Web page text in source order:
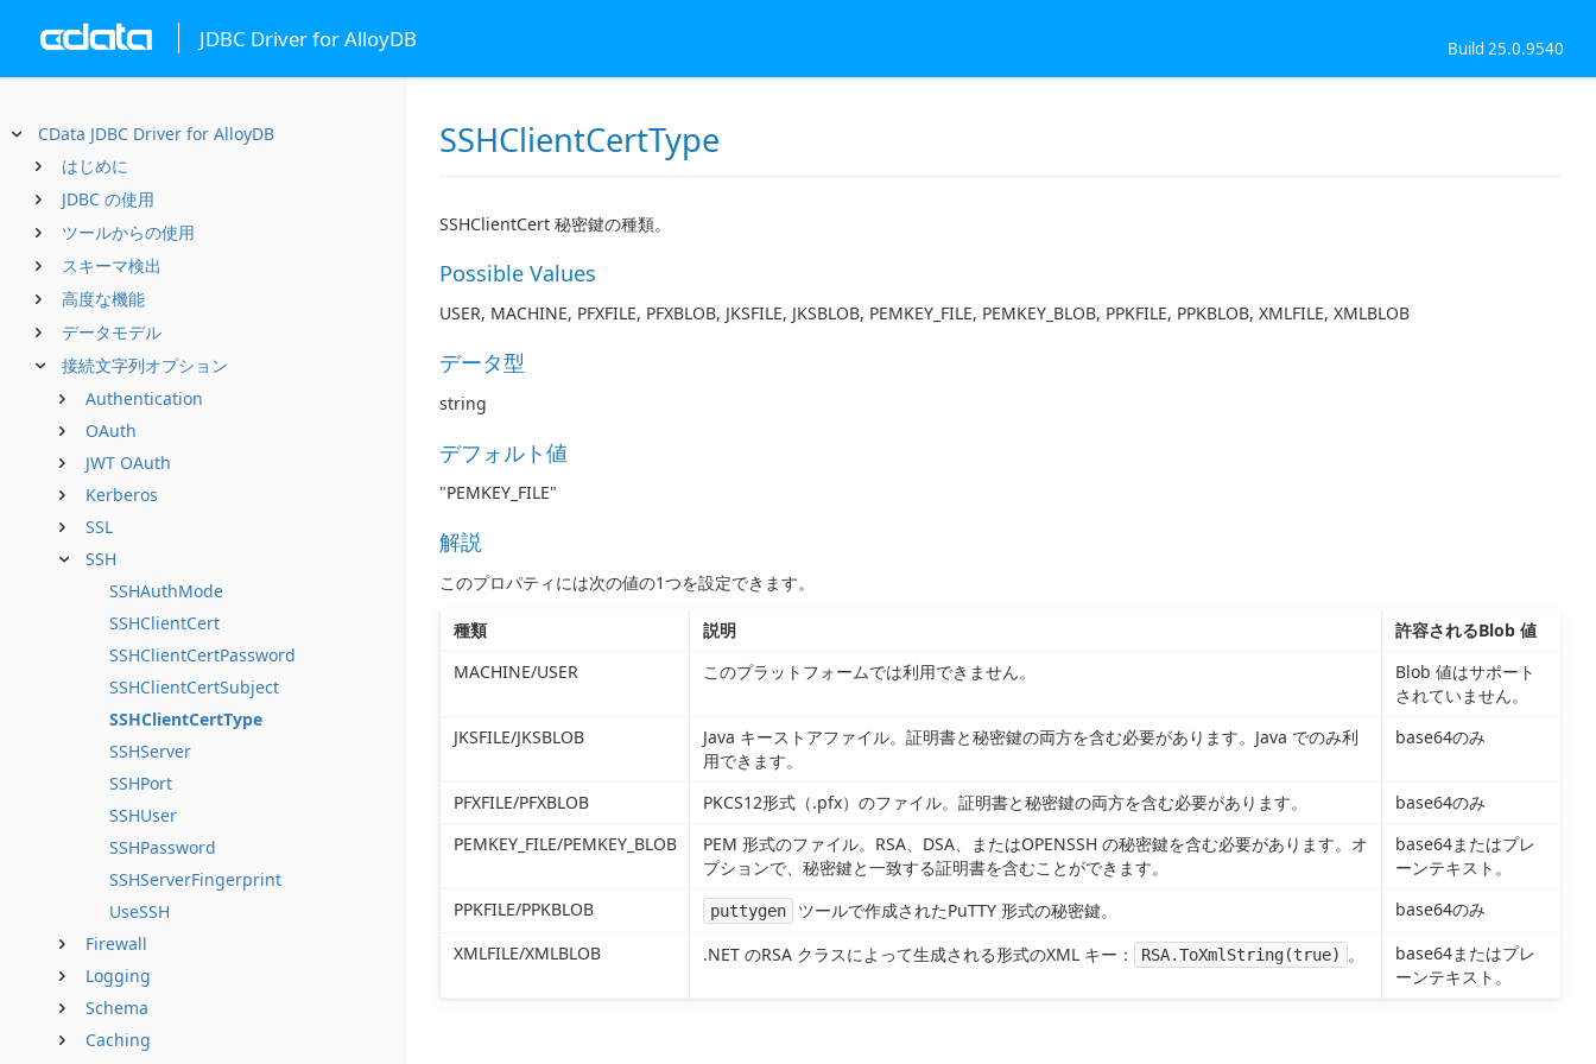
JDBC Driver for AlloyDB Build 25.0.9540
CData JDBC Driver for AlloyDB
はじめに
JDBC の使用
ツールからの使用
スキーマ検出
高度な機能
データモデル
接続文字列オプション
Authentication
OAuth
JWT OAuth
Kerberos
SSL
SSH
SSHAuthMode
SSHClientCert
SSHClientCertPassword
SSHClientCertSubject
SSHClientCertType
SSHServer
SSHPort
SSHUser
SSHPassword
SSHServerFingerprint
UseSSH
Firewall
Logging
Schema
Caching
SSHClientCertType
SSHClientCert 秘密鍵の種類。
Possible Values
USER, MACHINE, PFXFILE, PFXBLOB, JKSFILE, JKSBLOB, PEMKEY_FILE, PEMKEY_BLOB, PPKFILE, PPKBLOB, XMLFILE, XMLBLOB
データ型
string
デフォルト値
"PEMKEY_FILE"
解説
このプロパティには次の値の1つを設定できます。
種類 説明
許容されるBlob 値
MACHINE/USER
このプラットフォームでは利用できません。
Blob 値はサポート
されていません。
JKSFILE/JKSBLOB
Java キーストアファイル。証明書と秘密鍵の両方を含む必要があります。Java でのみ利
用できます。
base64のみ
PFXFILE/PFXBLOB PKCS12形式（.pfx）のファイル。証明書と秘密鍵の両方を含む必要があります。
base64のみ
PEMKEY_FILE/PEMKEY_BLOB
PEM 形式のファイル。RSA、DSA、またはOPENSSH の秘密鍵を含む必要があります。オ
プションで、秘密鍵と一致する証明書を含むことができます。
base64またはプレ
ーンテキスト。
PPKFILE/PPKBLOB
puttygen ツールで作成されたPuTTY 形式の秘密鍵。
base64のみ
XMLFILE/XMLBLOB
.NET のRSA クラスによって生成される形式のXML キー： RSA.ToXmlString(true) 。
base64またはプレ
ーンテキスト。